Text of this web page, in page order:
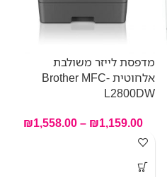
מדפסת לייזר משולבת
אלחוטית Brother MFC-
L2800DW
₪1,159.00
–
₪1,558.00